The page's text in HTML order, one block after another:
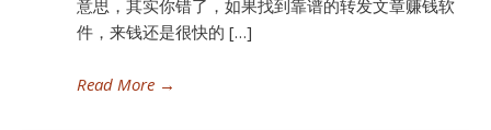
意思，其实你错了，如果找到靠谱的转发文章赚钱软
件，来钱还是很快的 […]
Read More →